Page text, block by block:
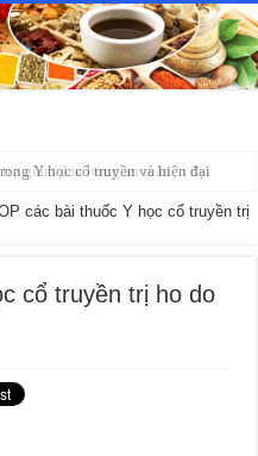
Y học cổ truyền và hiện đại
các bài thuốc Y học cổ truyền trị
cổ truyền trị ho do